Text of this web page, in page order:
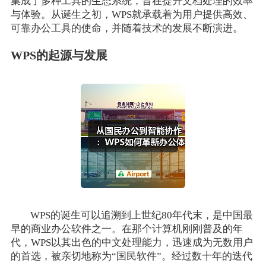
与体验。从诞生之初，WPS就承载着为用户提供高效、
可靠办公工具的使命，并随着技术的发展不断演进。
WPS的起源与发展
WPS的诞生可以追溯到上世纪80年代末，是中国最
早的商业办公软件之一。在那个计算机刚刚普及的年
代，WPS以其出色的中文处理能力，迅速成为无数用户
的首选，被亲切地称为“国民软件”。经过数十年的迭代